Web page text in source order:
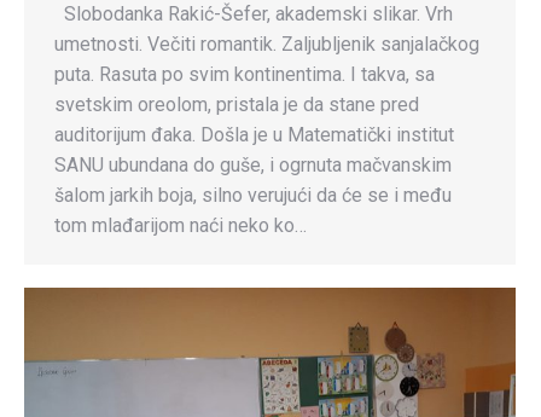
Slobodanka Rakić-Šefer, akademski slikar. Vrh
umetnosti. Večiti romantik. Zaljubljenik sanjalačkog
puta. Rasuta po svim kontinentima. I takva, sa
svetskim oreolom, pristala je da stane pred
auditorijum đaka. Došla je u Matematički institut
SANU ubundana do guše, i ogrnuta mačvanskim
šalom jarkih boja, silno verujući da će se i među
tom mlađarijom naći neko ko…